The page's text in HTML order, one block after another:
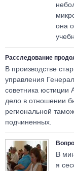
она
Расследование
В производстве
управления
советника юстиции
дело в отношении
региональной
подчиненных.
В
я